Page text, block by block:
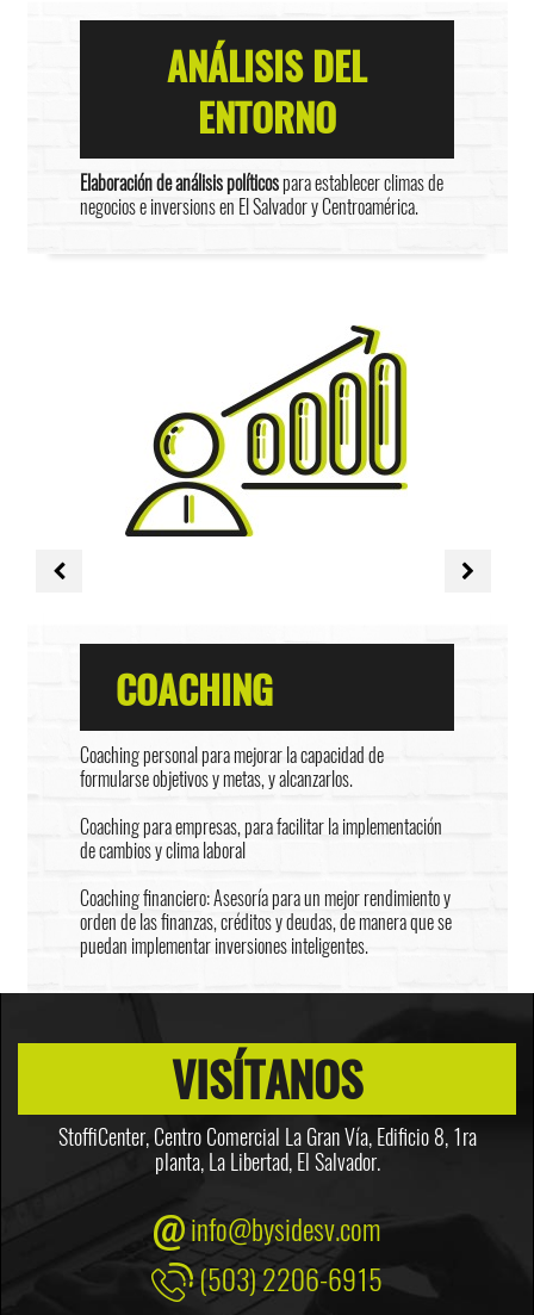
ANÁLISIS DEL
ENTORNO
Elaboración de análisis políticospara establecer climas de
negocios e inversions en El Salvador y Centroamérica.
COACHING
Coaching personal para mejorar la capacidad de
formularse objetivos y metas, y alcanzarlos.
Coaching para empresas, para facilitar la implementación
de cambios y clima laboral
Coaching financiero: Asesoría para un mejor rendimiento y
orden de las finanzas, créditos y deudas, de manera que se
puedan implementar inversiones inteligentes.
VISÍTANOS
StoffiCenter, Centro Comercial La Gran Vía, Edificio 8,1ra
planta, La Libertad, El Salvador.
info@bysidesv.com
(503) 2206-6915